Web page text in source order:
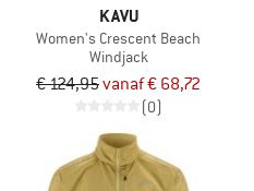
KAVU
Women's Crescent Beach
Windjack
€ 124,95vanaf € 68,72
(0)